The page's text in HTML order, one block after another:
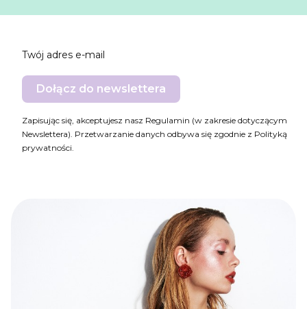
Twój adres e-mail
Dołącz do newslettera
Zapisując się, akceptujesz nasz Regulamin (w zakresie dotyczącym
Newslettera). Przetwarzanie danych odbywa się zgodnie z Polityką
prywatności.